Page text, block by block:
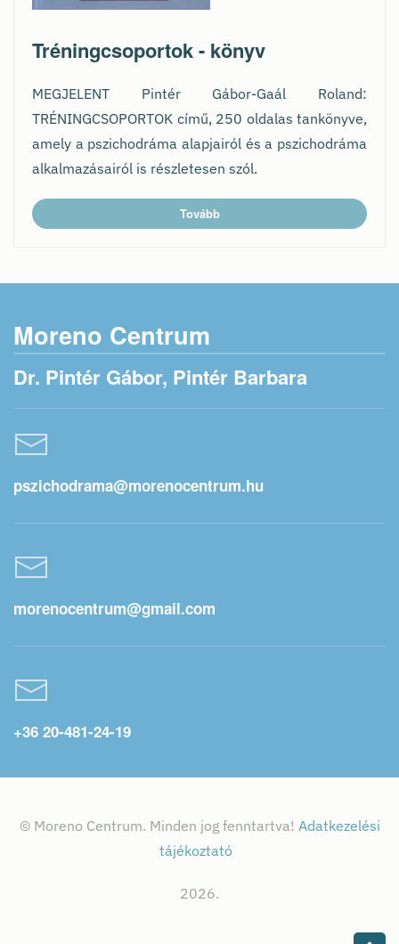
Tréningcsoportok - könyv
MEGJELENT Pintér Gábor-Gaál Roland:
TRÉNINGCSOPORTOK című, 250 oldalas tankönyve,
amely a pszichodráma alapjairól és a pszichodráma
alkalmazásairól is részletesen szól.
Tovább
Moreno Centrum
Dr. Pintér Gábor, Pintér Barbara
pszichodrama@morenocentrum.hu
morenocentrum@gmail.com
+36 20-481-24-19
© Moreno Centrum. Minden jog fenntartva! Adatkezelési
tájékoztató
2026.